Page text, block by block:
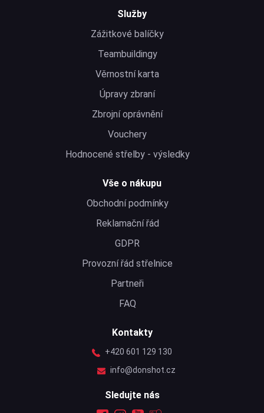
Služby
Zážitkové balíčky
Teambuildingy
Věrnostní karta
Úpravy zbraní
Zbrojní oprávnění
Vouchery
Hodnocené střelby - výsledky
Vše o nákupu
Obchodní podmínky
Reklamační řád
GDPR
Provozní řád střelnice
Partneři
FAQ
Kontakty
+420 601 129 130
info@donshot.cz
Sledujte nás